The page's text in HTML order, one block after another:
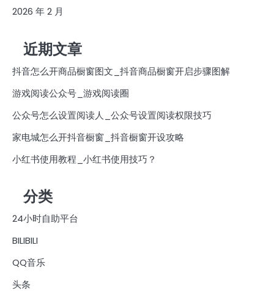
2026 年 2 月
近期文章
抖音怎么开商品橱窗图文_抖音商品橱窗开启步骤图解
游戏阅读公众号_游戏阅读圈
公众号怎么设置阅读人_公众号设置阅读权限技巧
家电城怎么开抖音橱窗_抖音橱窗开设攻略
小红书使用教程_小红书使用技巧？
分类
24小时自助平台
BILIBILI
QQ音乐
头条